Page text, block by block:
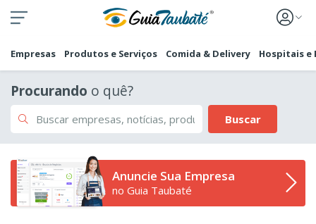
Empresas Produtos e Serviços Comida & Delivery Hospitais e
Procurando o quê?
Buscar
Anuncie Sua Empresa
no Guia Taubaté